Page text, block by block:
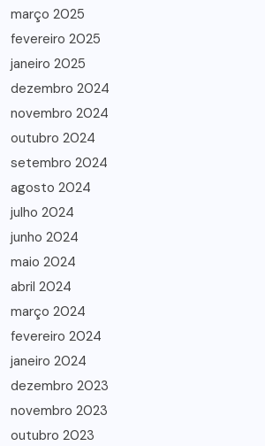
março 2025
fevereiro 2025
janeiro 2025
dezembro 2024
novembro 2024
outubro 2024
setembro 2024
agosto 2024
julho 2024
junho 2024
maio 2024
abril 2024
março 2024
fevereiro 2024
janeiro 2024
dezembro 2023
novembro 2023
outubro 2023